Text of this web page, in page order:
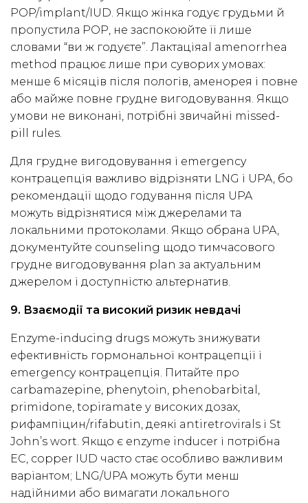
POP/implant/IUD. Якщо жінка годує грудьми й
пропустила POP, не заспокоюйте її лише
словами “ви ж годуєте”. Лактаціяal amenorrhea
method працює лише при суворих умовах:
менше 6 місяців після пологів, аменорея і повне
або майже повне грудне вигодовування. Якщо
умови не виконані, потрібні звичайні missed-
pill rules.
Для грудне вигодовування і emergency
контрацепція важливо відрізняти LNG і UPA, бо
рекомендації щодо годування після UPA
можуть відрізнятися між джерелами та
локальними протоколами. Якщо обрана UPA,
документуйте counseling щодо тимчасового
грудне вигодовування plan за актуальним
джерелом і доступністю альтернатив.
9. Взаємодії та високий ризик невдачі
Enzyme-inducing drugs можуть знижувати
ефективність гормональної контрацепції і
emergency контрацепція. Питайте про
carbamazepine, phenytoin, phenobarbital,
primidone, topiramate у високих дозах,
рифампіцин/rifabutin, деякі antiretrovirals і St
John’s wort. Якщо є enzyme inducer і потрібна
EC, copper IUD часто стає особливо важливим
варіантом; LNG/UPA можуть бути менш
надійними або вимагати локального